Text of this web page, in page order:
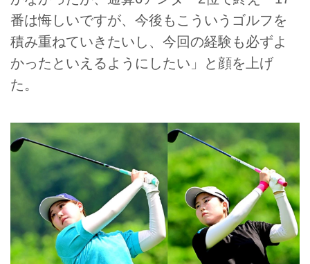
番は悔しいですが、今後もこういうゴルフを
積み重ねていきたいし、今回の経験も必ずよ
かったといえるようにしたい」と顔を上げ
た。